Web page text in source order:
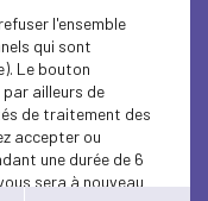
l'ensemble
qui sont
Le bouton
ailleurs de
de traitement des
accepter ou
une durée de 6
sera à nouveau